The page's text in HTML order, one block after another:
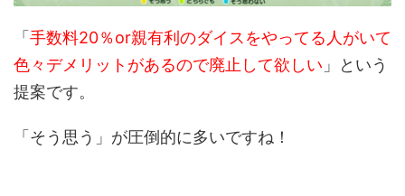
「手数料20％or親有利のダイスをやってる人がいて
色々デメリットがあるので廃止して欲しい 」という
提案です。
「そう思う」が圧倒的に多いですね！